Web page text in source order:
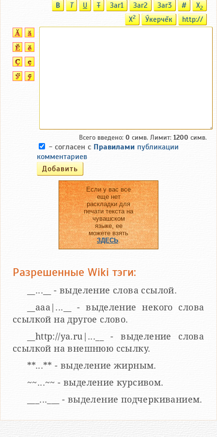
B T U T Заг1 Заг2 Заг3 # X2
X2 Ӳкерчĕк http://
Всего введено: 0 симв. Лимит: 1200 симв.
- согласен с Правилами публикации
комментариев
Если у вас все
еще нет
раскладки для
печати текста на
чувашском
языке, ее
можете взять
ЗДЕСЬ.
Разрешенные Wiki тэги:
__...__ - выделение слова ссылой.
__aaa|...__ - выделение некого слова
ссылкой на другое слово.
__http://ya.ru|...__ - выделение слова
ссылкой на внешнюю ссылку.
**...** - выделение жирным.
~~...~~ - выделение курсивом.
___...___ - выделение подчеркиванием.